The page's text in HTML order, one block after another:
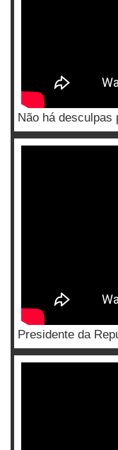
Não há
Presidente da